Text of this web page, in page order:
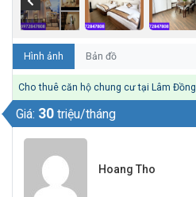
Hình ảnh Bản đồ
Cho thuê căn hộ chung cư tại Lâm Đồng
Giá: 30 triệu/tháng
Hoang Tho